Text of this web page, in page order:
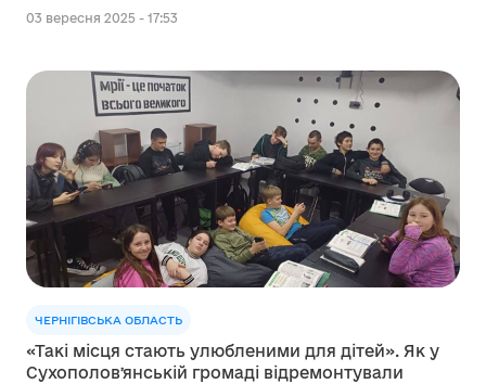
03 вересня 2025 - 17:53
ЧЕРНІГІВСЬКА ОБЛАСТЬ
«Такі місця стають улюбленими для дітей». Як у
Сухополовʼянській громаді відремонтували